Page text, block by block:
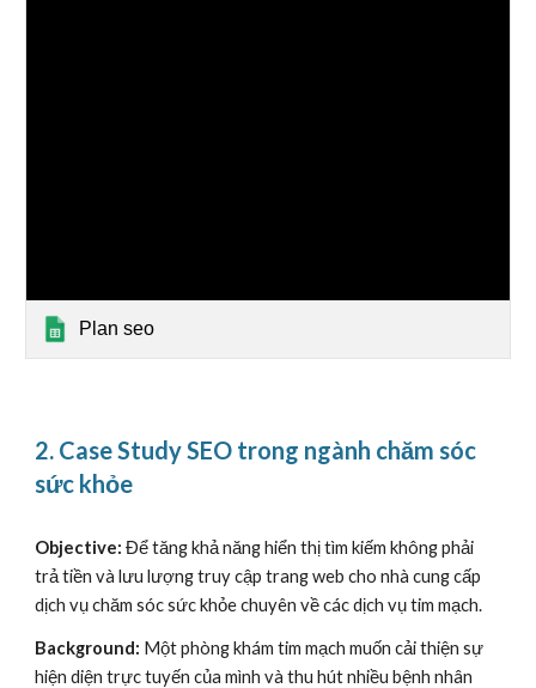
Plan seo
2. Case Study SEO trong ngành chăm sóc
sức khỏe
Objective:Để tăng khả năng hiển thị tìm kiếm không phải
trả tiền và lưu lượng truy cập trang web cho nhà cung cấp
dịch vụ chăm sóc sức khỏe chuyên về các dịch vụ tim mạch.
Background: Một phòng khám tim mạch muốn cải thiện sự
hiện diện trực tuyến của mình và thu hút nhiều bệnh nhân